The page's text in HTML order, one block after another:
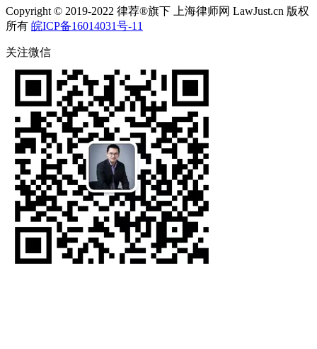
Copyright © 2019-2022 律荐®旗下 上海律师网 LawJust.cn 版权
所有 皖ICP备16014031号-11
关注微信